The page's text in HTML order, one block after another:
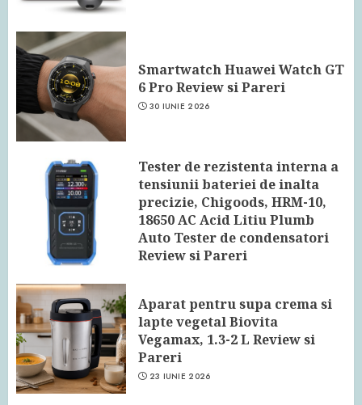
Smartwatch Huawei Watch GT
6 Pro Review si Pareri
30 IUNIE 2026
Tester de rezistenta interna a
tensiunii bateriei de inalta
precizie, Chigoods, HRM-10,
18650 AC Acid Litiu Plumb
Auto Tester de condensatori
Review si Pareri
Aparat pentru supa crema si
lapte vegetal Biovita
Vegamax, 1.3-2 L Review si
Pareri
23 IUNIE 2026